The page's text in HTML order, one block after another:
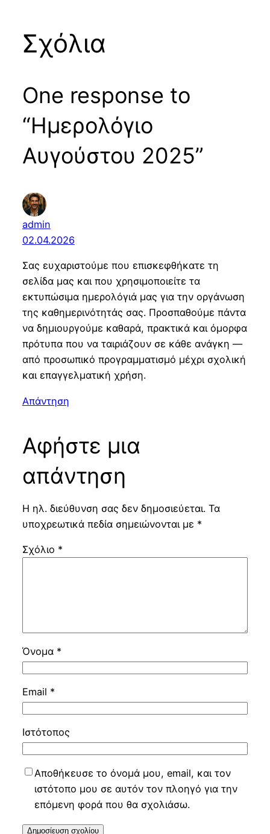
Σχόλια
One response to
“Ημερολόγιο
Αυγούστου 2025”
admin
02.04.2026
Σας ευχαριστούμε που επισκεφθήκατε τη
σελίδα μας και που χρησιμοποιείτε τα
εκτυπώσιμα ημερολόγιά μας για την οργάνωση
της καθημερινότητάς σας. Προσπαθούμε πάντα
να δημιουργούμε καθαρά, πρακτικά και όμορφα
πρότυπα που να ταιριάζουν σε κάθε ανάγκη —
από προσωπικό προγραμματισμό μέχρι σχολική
και επαγγελματική χρήση.
Απάντηση
Αφήστε μια
απάντηση
Η ηλ. διεύθυνση σας δεν δημοσιεύεται. Τα
υποχρεωτικά πεδία σημειώνονται με *
Σχόλιο *
Όνομα *
Email *
Ιστότοπος
Αποθήκευσε το όνομά μου, email, και τον
ιστότοπο μου σε αυτόν τον πλοηγό για την
επόμενη φορά που θα σχολιάσω.